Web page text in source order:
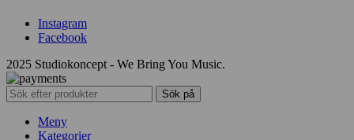
Instagram
Facebook
2025 Studiokoncept - We Bring You Music.
Sök på
Meny
Kategorier